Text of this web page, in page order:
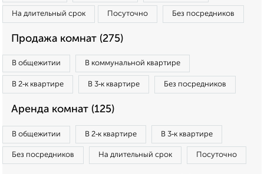
На длительный срок Посуточно Без посредников
Продажа комнат (275)
В общежитии В коммунальной квартире
В 2‑к квартире В 3‑к квартире Без посредников
Аренда комнат (125)
В общежитии В 2‑к квартире В 3‑к квартире
Без посредников На длительный срок Посуточно